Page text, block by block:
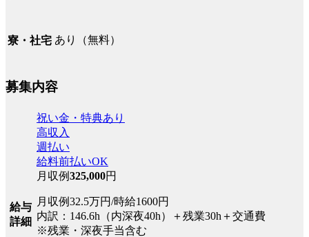
寮・社宅 あり（無料）
募集内容
給与
詳細
祝い金・特典あり
高収入
週払い
給料前払いOK
月収例325,000円
月収例32.5万円/時給1600円
内訳：146.6h（内深夜40h）＋残業30h＋交通費
※残業・深夜手当含む